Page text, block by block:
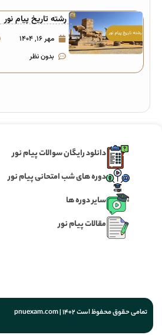
رشته تاریخ پیام نور
مهر ۱۶, ۱۴۰۴
بدون نظر
دانلود رایگان سوالات پیام نور
دوره های شب امتحانی پیام نور
سایر دوره ها
مقالات پیام نور
تمامی حقوق محفوظ است 1402 | pnuexam.com